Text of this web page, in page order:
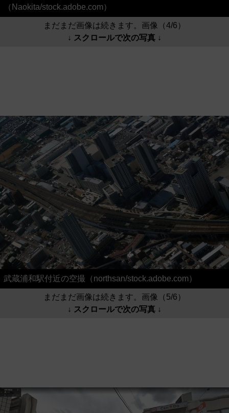
（Naokita/stock.adobe.com）
まだまだ画像は続きます。画像（4/6）
↓ スクロールで次の写真 ↓
武蔵浦和駅付近の空撮（northsan/stock.adobe.com）
まだまだ画像は続きます。画像（5/6）
↓ スクロールで次の写真 ↓